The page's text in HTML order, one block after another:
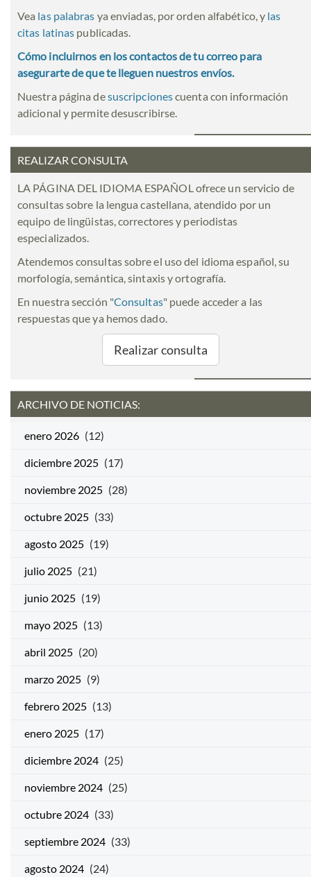
Vea las palabras ya enviadas, por orden alfabético, y las
citas latinas publicadas.
Cómo incluirnos en los contactos de tu correo para
asegurarte de que te lleguen nuestros envíos.
Nuestra página desuscripcionescuenta con información
adicional y permite desuscribirse.
REALIZAR CONSULTA
LA PÁGINA DEL IDIOMA ESPAÑOL ofrece un servicio de
consultas sobre la lengua castellana, atendido por un
equipo de lingüistas, correctores y periodistas
especializados.
Atendemos consultas sobre el uso del idioma español, su
morfología, semántica, sintaxis y ortografía.
En nuestra sección "Consultas" puede acceder a las
respuestas que ya hemos dado.
Realizar consulta
ARCHIVO DE NOTICIAS:
enero 2026 (12)
diciembre 2025 (17)
noviembre 2025 (28)
octubre 2025 (33)
agosto 2025 (19)
julio 2025 (21)
junio 2025 (19)
mayo 2025 (13)
abril 2025 (20)
marzo 2025 (9)
febrero 2025 (13)
enero 2025 (17)
diciembre 2024 (25)
noviembre 2024 (25)
octubre 2024 (33)
septiembre 2024 (33)
agosto 2024 (24)